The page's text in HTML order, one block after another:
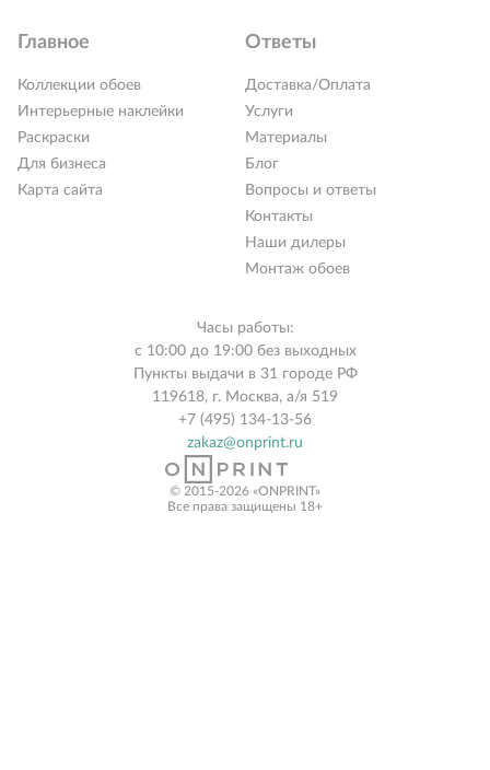
Главное
Коллекции обоев
Интерьерные наклейки
Раскраски
Для бизнеса
Карта сайта
Ответы
Доставка/Оплата
Услуги
Материалы
Блог
Вопросы и ответы
Контакты
Наши дилеры
Монтаж обоев
Часы работы:
с 10:00 до 19:00 без выходных
Пункты выдачи в 31 городе РФ
119618, г. Москва, а/я 519
+7 (495) 134-13-56
zakaz@onprint.ru
© 2015-2026 «ONPRINT»
Все права защищены 18+‎